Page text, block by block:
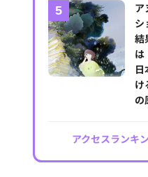
ア
シ
結
は
け
の
アクセスランキ